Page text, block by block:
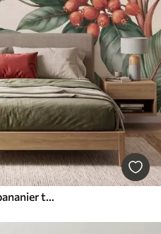
Peintures murales Feuilles de bananier tropicales ornées de grappes de baies de café rouges, style aquarelle